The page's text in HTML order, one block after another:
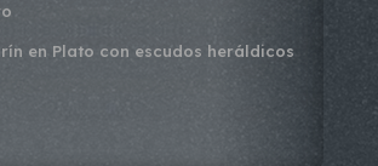
en Plato con escudos heráldicos